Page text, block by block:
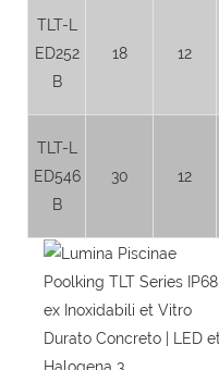
TLT-L
ED252
B
18 12
TLT-L
ED546
B
30 12